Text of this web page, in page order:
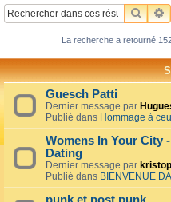
La recherche a retourné
Guesch Patti
Dernier message par
Publié dans Hommage à
Womens In Your City
Dating
Dernier message par
Publié dans BIENVENUE